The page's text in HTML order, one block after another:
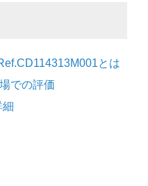
とは
での評価
細